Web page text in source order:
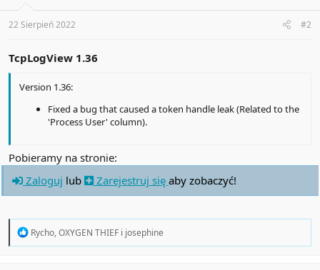
s
:
22 Sierpień 2022 #2
TcpLogView 1.36
Version 1.36:
Fixed a bug that caused a token handle leak (Related to the
'Process User' column).
Pobieramy na stronie:
Zaloguj lub Zarejestruj się aby zobaczyć!
R
Rycho,OXYGEN THIEF i josephine